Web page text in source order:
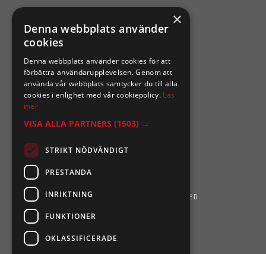
SIXTEN NILSSONS
Organisationsnummer 556164-2652
SIXTEN NILSSONS 2026. ALL RIGHTS RESERVED.
POWERED BY EMPORI CMS
×
Denna webbplats använder
cookies
Denna webbplats använder cookies för att
förbättra användarupplevelsen. Genom att
använda vår webbplats samtycker du till alla
cookies i enlighet med vår cookiepolicy. Läs
mer
VISA ALLA PARTNERS (1503) →
STRIKT NÖDVÄNDIGT
PRESTANDA
INRIKTNING
FUNKTIONER
OKLASSIFICERADE